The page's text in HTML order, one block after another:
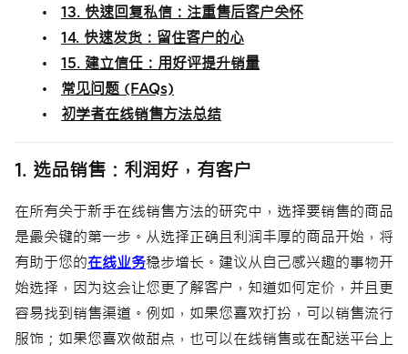
• 13. 快速回复私信：注重售后客户关怀
• 14. 快速发货：留住客户的心
• 15. 建立信任：用好评提升销量
• 常见问题 (FAQs)
• 初学者在线销售方法总结
1. 选品销售：利润好，有客户
在所有关于新手在线销售方法的研究中，选择要销售的商品
是最关键的第一步。从选择正确且利润丰厚的商品开始，将
有助于您的在线业务稳步增长。建议从自己感兴趣的事物开
始选择，因为这会让您更了解客户，知道如何定价，并且更
容易找到销售渠道。例如，如果您喜欢打扮，可以销售流行
服饰；如果您喜欢做甜点，也可以在线销售或在配送平台上